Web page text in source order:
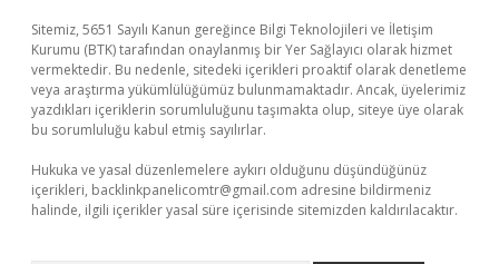
Sitemiz, 5651 Sayılı Kanun gereğince Bilgi Teknolojileri ve İletişim
Kurumu (BTK) tarafından onaylanmış bir Yer Sağlayıcı olarak hizmet
vermektedir. Bu nedenle, sitedeki içerikleri proaktif olarak denetleme
veya araştırma yükümlülüğümüz bulunmamaktadır. Ancak, üyelerimiz
yazdıkları içeriklerin sorumluluğunu taşımakta olup, siteye üye olarak
bu sorumluluğu kabul etmiş sayılırlar.
Hukuka ve yasal düzenlemelere aykırı olduğunu düşündüğünüz
içerikleri, backlinkpanelicomtr@gmail.com adresine bildirmeniz
halinde, ilgili içerikler yasal süre içerisinde sitemizden kaldırılacaktır.